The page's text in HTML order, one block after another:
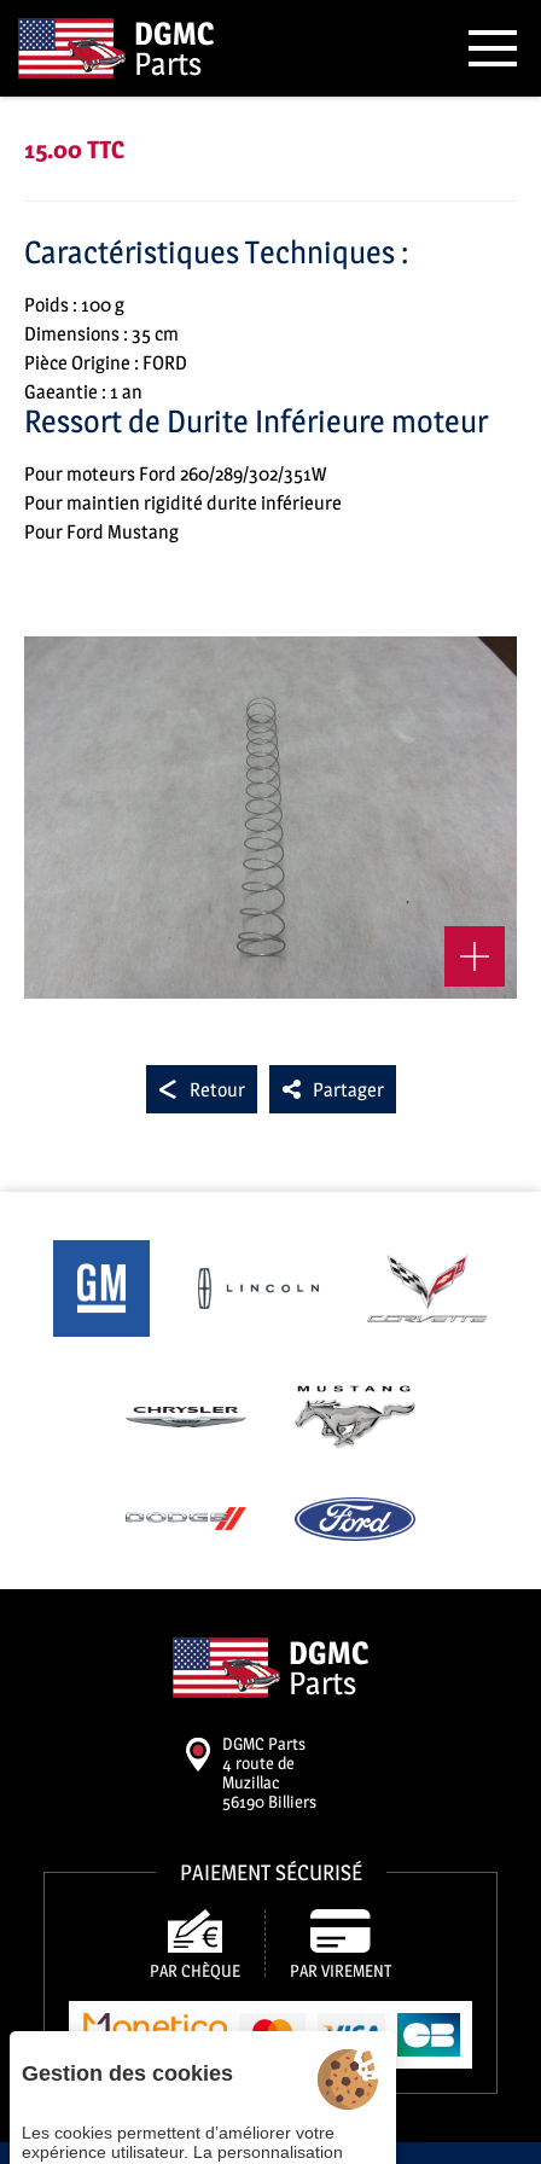
DGMC
Parts
RESSORT DE DURITE INFERIEURE
15.00 TTC
Caractéristiques Techniques :
Poids : 100 g
Dimensions : 35 cm
Pièce Origine : FORD
Gaeantie : 1 an
Ressort de Durite Inférieure moteur
Pour moteurs Ford 260/289/302/351W
Pour maintien rigidité durite inférieure
Pour Ford Mustang
Retour Partager
DGMC
Parts
DGMC Parts
4 route de
Muzillac
56190 Billiers
PAIEMENT SÉCURISÉ
PAR CHÈQUE PAR VIREMENT
Gestion des cookies
Les cookies permettent d’améliorer votre
expérience utilisateur. La personnalisation